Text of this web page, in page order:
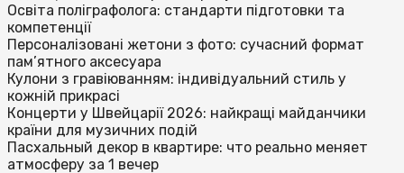
Освіта поліграфолога: стандарти підготовки та
компетенції
Персоналізовані жетони з фото: сучасний формат
пам’ятного аксесуара
Кулони з гравіюванням: індивідуальний стиль у
кожній прикрасі
Концерти у Швейцарії 2026: найкращі майданчики
країни для музичних подій
Пасхальный декор в квартире: что реально меняет
атмосферу за 1 вечер